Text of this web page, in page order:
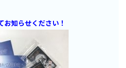
知らせください！